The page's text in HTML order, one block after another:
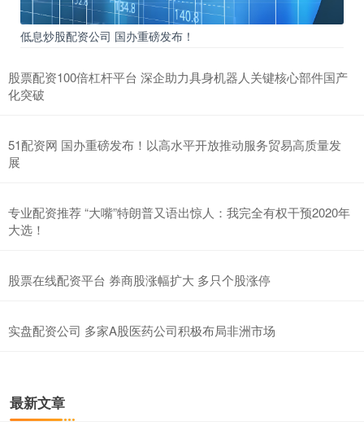
低息炒股配资公司 国办重磅发布！
股票配资100倍杠杆平台 深企助力具身机器人关键核心部件国产
化突破
51配资网 国办重磅发布！以高水平开放推动服务贸易高质量发
展
专业配资推荐 “大嘴”特朗普又语出惊人：我完全有权干预2020年
大选！
股票在线配资平台 券商股涨幅扩大 多只个股涨停
实盘配资公司 多家A股医药公司积极布局非洲市场
最新文章